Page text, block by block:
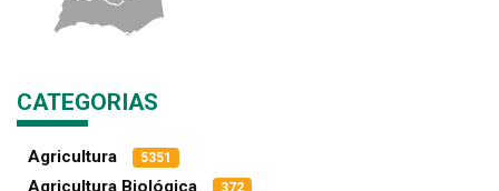
CATEGORIAS
Agricultura 5351
Agricultura Biológica